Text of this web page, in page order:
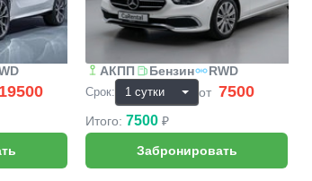
19500
АКПП Бензин RWD
Срок: от 7500
Итого:7500 ₽